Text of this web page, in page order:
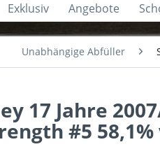
Exklusiv Angebote
Unabhängige Abfüller
17 Jahre
#5